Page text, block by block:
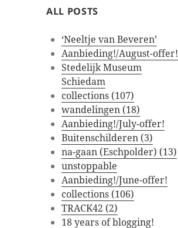
ALL POSTS
‘Neeltje van Beveren’
Aanbieding!/August-offer!
Stedelijk Museum
Schiedam
collections (107)
wandelingen (18)
Aanbieding!/July-offer!
Buitenschilderen (3)
na-gaan (Eschpolder) (13)
unstoppable
Aanbieding!/June-offer!
collections (106)
TRACK42 (2)
18 years of blogging!